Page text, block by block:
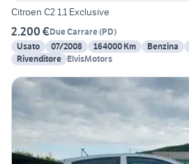
Citroen C2 1.1 Exclusive
2.200 €Due Carrare(PD)
Usato
07/2008 164000 Km Benzina
Rivenditore ElvisMotors